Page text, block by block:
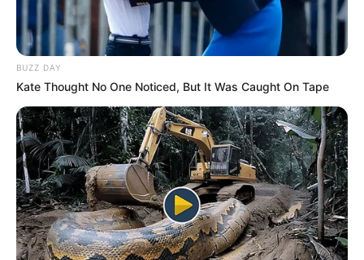
BUZZ DAY
Kate Thought No One Noticed, But It Was Caught On Tape